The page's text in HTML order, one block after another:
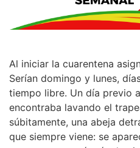
Al iniciar la cuarentena
Serían domingo y lunes,
tiempo libre. Un día previo
encontraba lavando el
súbitamente, una abeja
que siempre viene: se